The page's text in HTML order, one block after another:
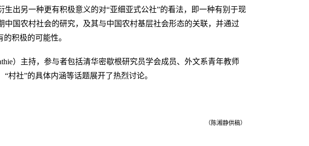
出另一种更有积极意义的对“亚细亚式公社”的看法，即一种有别于现
国农村社会的研究，及其与中国农村基层社会形态的关联，并通过
积极的可能性。
）主持，参与者包括清华密歇根研究员学会成员、外文系青年教师
村社”的具体内涵等话题展开了热烈讨论。
（陈湘静供稿）